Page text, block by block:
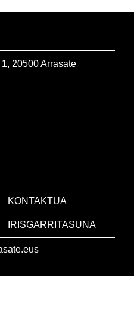
20500 Arrasate
KONTAKTUA
IRISGARRITASUNA